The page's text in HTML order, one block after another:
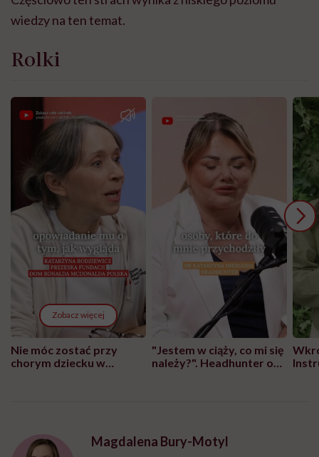
wiedzy na ten temat.
Rolki
Zobacz więcej
Nie móc zostać przy
chorym dziecku w
"Jestem w ciąży, co mi się
należy?". Headhunter o
Magdalena Bury-Motyl